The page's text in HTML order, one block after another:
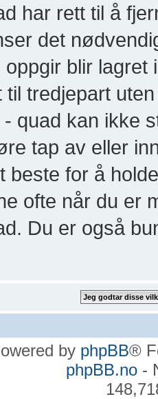
har rett til å
det
blir
til tredjepart
quad kan ikke
tap av eller
beste for å
ofte når du er
Du er også
by phpBB®
phpBB.no-